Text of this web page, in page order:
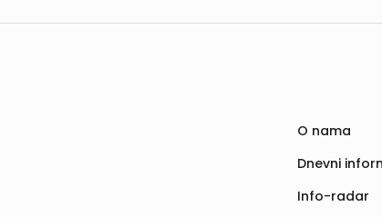
O nama
Dnevni
Info-radar